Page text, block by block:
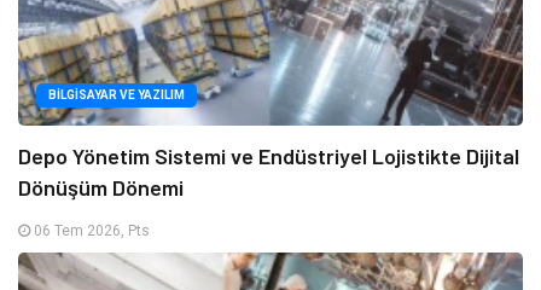
BILGISAYAR VE YAZILIM
Depo Yönetim Sistemi ve Endüstriyel Lojistikte Dijital
Dönüşüm Dönemi
06 Tem 2026, Pts